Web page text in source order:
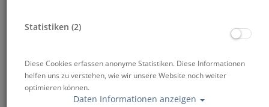
SSI Specialty - Freediver
Artikelnr.: atl-FREEVBMASTER
Statistiken (2)
Diese Cookies erfassen anonyme Statistiken. Diese Informationen
helfen uns zu verstehen, wie wir unsere Website noch weiter
optimieren können.
Daten Informationen anzeigen